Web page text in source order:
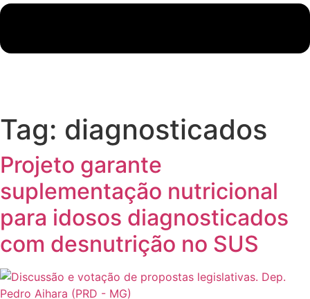
Tag: diagnosticados
Projeto garante
suplementação nutricional
para idosos diagnosticados
com desnutrição no SUS